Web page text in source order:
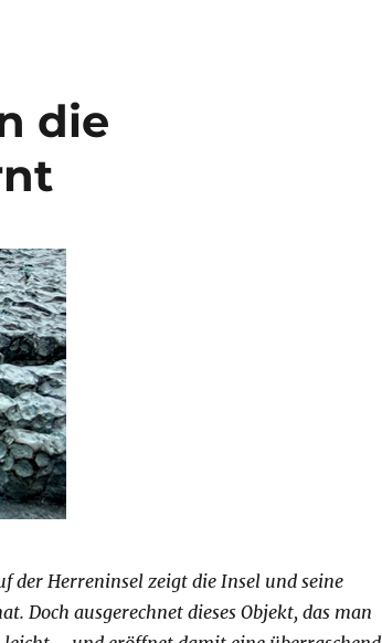
die
der Herreninsel zeigt die Insel und seine
Doch ausgerechnet dieses Objekt, das man